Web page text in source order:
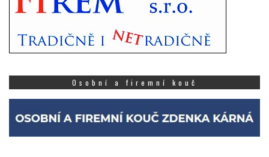
Osobní a firemní kouč